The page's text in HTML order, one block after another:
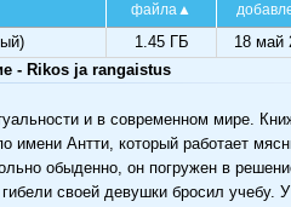
файла
1.45 ГБ 18 май
- Rikos ja rangaistus
и в современном мире.
имени Антти, который работает
обыденно, он погружен в
своей девушки бросил учебу.